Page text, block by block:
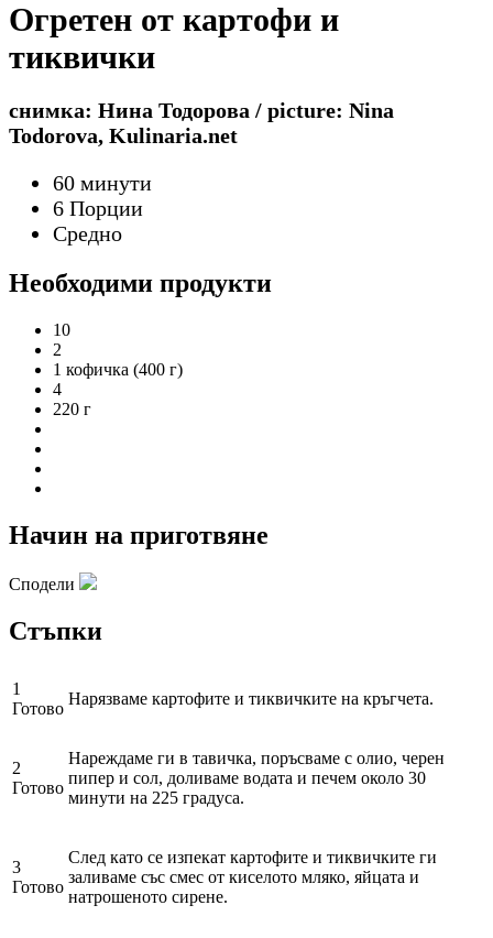
Огретен от картофи и
тиквички
снимка: Нина Тодорова / picture: Nina
Todorova, Kulinaria.net
60 минути
6 Порции
Средно
Необходими продукти
10
2
1 кофичка (400 г)
4
220 г
Начин на приготвяне
Сподели
Стъпки
1
Готово
Нарязваме картофите и тиквичките на кръгчета.
2
Готово
Нареждаме ги в тавичка, поръсваме с олио, черен
пипер и сол, доливаме водата и печем около 30
минути на 225 градуса.
3
Готово
След като се изпекат картофите и тиквичките ги
заливаме със смес от киселото мляко, яйцата и
натрошеното сирене.